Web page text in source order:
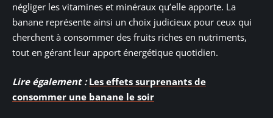
négliger les vitamines et minéraux qu’elle apporte. La
banane représente ainsi un choix judicieux pour ceux qui
cherchent à consommer des fruits riches en nutriments,
tout en gérant leur apport énergétique quotidien.
Lire également : Les effets surprenants de
consommer une banane le soir